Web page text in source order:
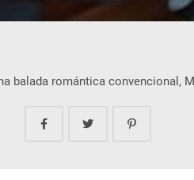
balada romántica convencional,